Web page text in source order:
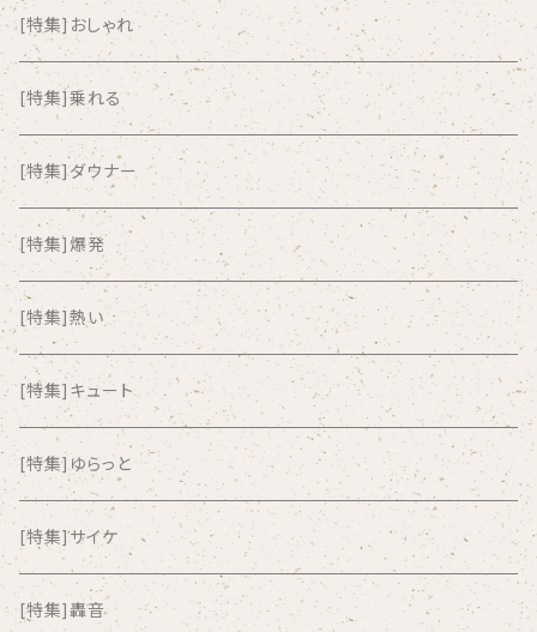
AKUTAGAWA FANCLUB
ALKASILKA
all about paradise
ALL ITEM 10 TIMES
Amia Calva
Amsterdamned
ANYO
And Summer Club
anticlockwise
[特集]おしゃれ
[特集]乗れる
[特集]ダウナー
[特集]爆発
[特集]熱い
[特集]キュート
[特集]ゆらっと
[特集]サイケ
[特集]轟音